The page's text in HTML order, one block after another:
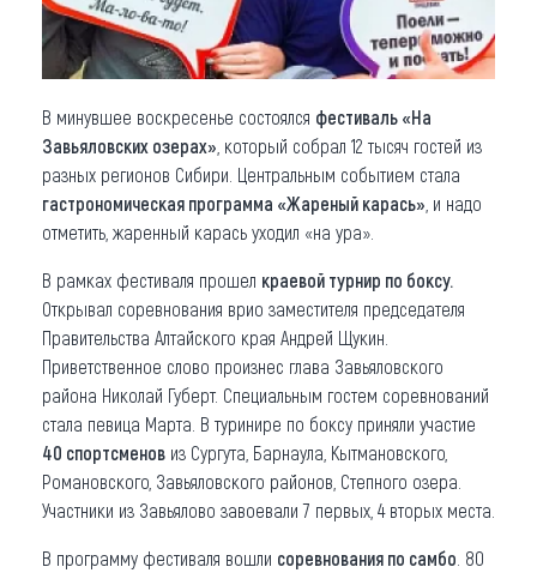
В минувшее воскресенье состоялся фестиваль «На
Завьяловских озерах» , который собрал 12 тысяч гостей из
разных регионов Сибири. Центральным событием стала
гастрономическая программа «Жареный карась» , и надо
отметить, жаренный карась уходил «на ура».
В рамках фестиваля прошел краевой турнир по боксу.
Открывал соревнования врио заместителя председателя
Правительства Алтайского края Андрей Щукин.
Приветственное слово произнес глава Завьяловского
района Николай Губерт. Специальным гостем соревнований
стала певица Марта. В туринире по боксу приняли участие
40 спортсменов из Сургута, Барнаула, Кытмановского,
Романовского, Завьяловского районов, Степного озера.
Участники из Завьялово завоевали 7 первых, 4 вторых места.
В программу фестиваля вошли соревнования по самбо . 80